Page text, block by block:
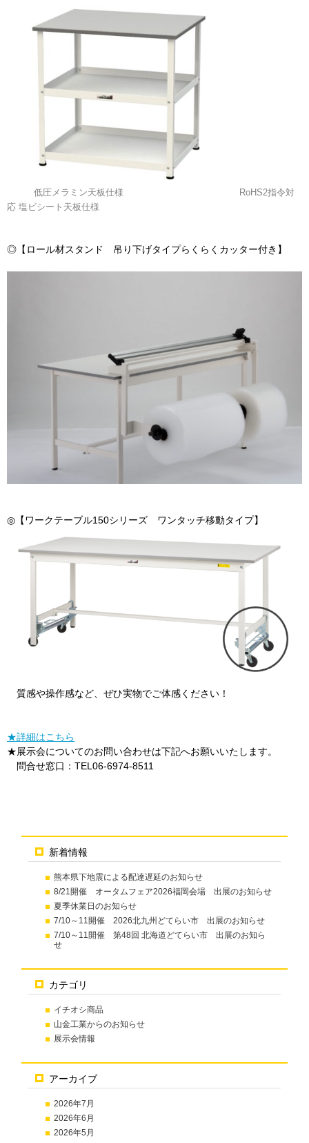
新着情報
熊本県下地震による配達遅延のお知らせ
8/21開催 オータムフェア2026福岡会場 出展のお知らせ
夏季休業日のお知らせ
7/10～11開催 2026北九州どてらい市 出展のお知らせ
7/10～11開催 第48回 北海道どてらい市 出展のお知ら
せ
カテゴリ
イチオシ商品
山金工業からのお知らせ
展示会情報
アーカイブ
2026年7月
2026年6月
2026年5月
低圧メラミン天板仕様
RoHS2指令対
応 塩ビシート天板仕様
◎【ロール材スタンド 吊り下げタイプらくらくカッター付き】
◎【ワークテーブル150シリーズ ワンタッチ移動タイプ】
質感や操作感など、ぜひ実物でご体感ください！
★詳細はこちら
★展示会についてのお問い合わせは下記へお願いいたします。
問合せ窓口：TEL06-6974-8511